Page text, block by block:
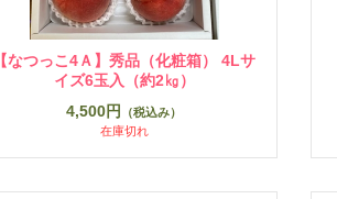
【なつっこ4Ａ】秀品（化粧箱） 4Lサ
イズ6玉入（約2㎏）
4,500円
（税込み）
在庫切れ